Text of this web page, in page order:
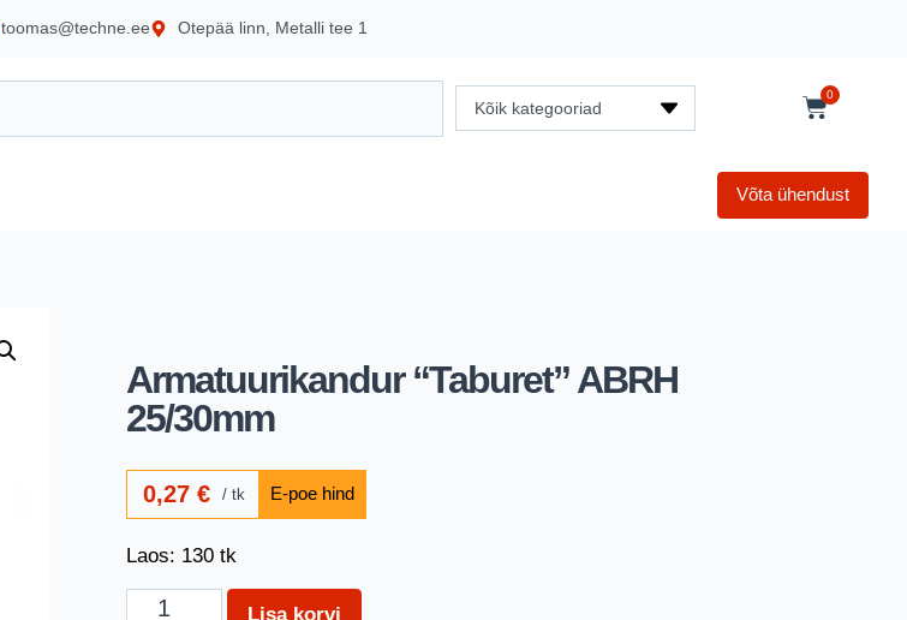
toomas@techne.ee Otepää linn, Metalli tee 1
Kõik kategooriad
0
Võta ühendust
Armatuurikandur “Taburet” ABRH
25/30mm
0,27€ tk
Laos: 130 tk
Lisa korvi